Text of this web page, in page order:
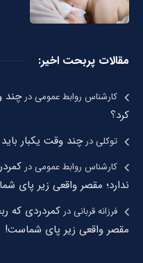
مقالات پربحت اخیر:
کارشناس روابط عمومیدرچند
کرد؟
توکلیدرچند وقت یکبار
کارشناس روابط عمومیدر
ندارد؛ مقصر واقعی زیر پای
فرزانه قربانیدر کمردردی که
مقصر واقعی زیر پای شماست!